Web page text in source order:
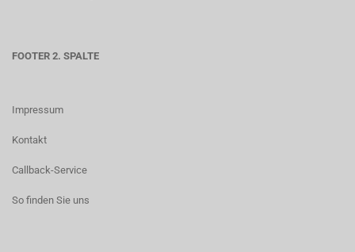
FOOTER 2. SPALTE
Impressum
Kontakt
Callback-Service
So finden Sie uns